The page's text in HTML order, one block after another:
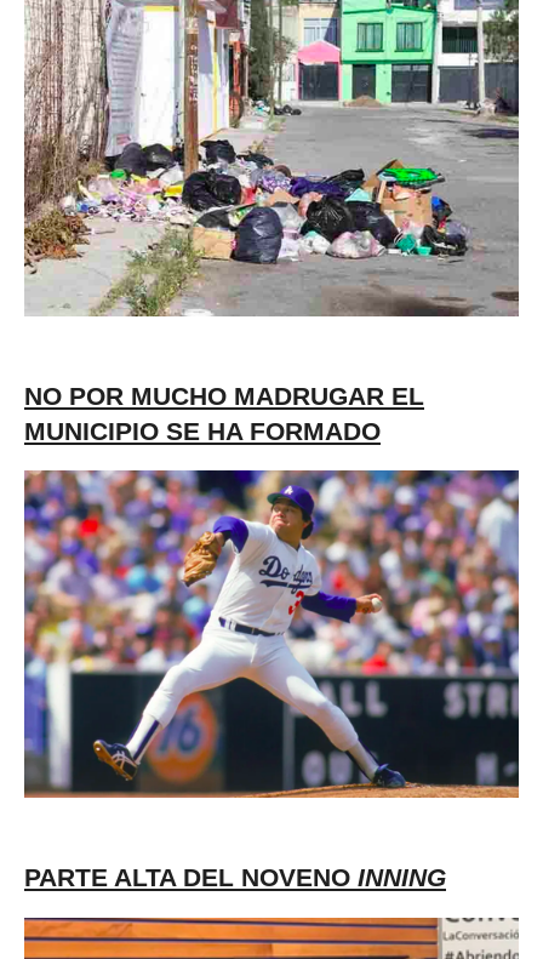
NO POR MUCHO MADRUGAR EL
MUNICIPIO SE HA FORMADO
PARTE ALTA DEL NOVENO INNING